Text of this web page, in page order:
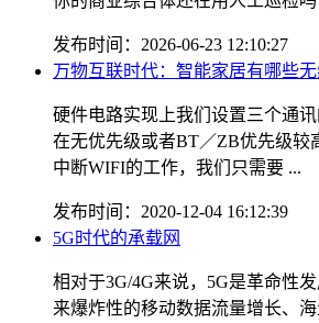
发布时间：2026-06-23 12:10:27
万物互联时代：智能家居有哪些无
硬件电路实现上我们设置三个通
在无优先级或者BT／ZB优先级较
中断WIFI的工作，我们只需要 ...
发布时间：2020-12-04 16:12:39
5G时代的承载网
相对于3G/4G来说，5G是革命性
来爆炸性的移动数据流量增长、